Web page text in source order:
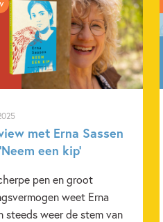
met Erna Sassen
een kip’
pen en groot
weet Erna
steeds weer de stem van